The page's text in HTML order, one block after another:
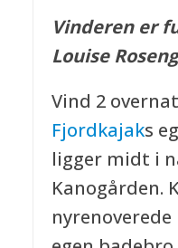
Vinderen er
Louise
Vind 2
Fjordkajaks
ligger midt i
Kanogården.